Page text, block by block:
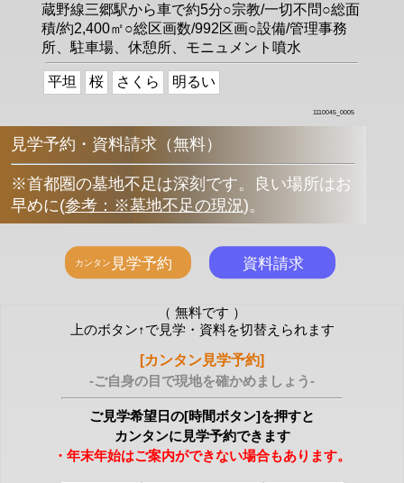
蔵野線三郷駅から車で約5分○宗教/一切不問○総面
積/約2,400㎡○総区画数/992区画○設備/管理事務
所、駐車場、休憩所、モニュメント噴水
平坦 桜 さくら 明るい
1110045_0005
見学予約・資料請求（無料）
※首都圏の墓地不足は深刻です。良い場所はお
早めに(参考：※墓地不足の現況)。
（ 無料です ）
上のボタン↑で見学・資料を切替えられます
[カンタン見学予約]
-ご自身の目で現地を確かめましょう-
ご見学希望日の[時間ボタン]を押すと
カンタンに見学予約できます
・年末年始はご案内ができない場合もあります。